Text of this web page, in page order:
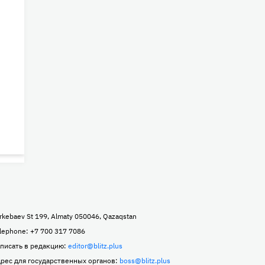
St 199, Almaty 050046, Qazaqstan
+7 700 317 7086
в редакцию: editor@blitz.plus
для государственных органов: boss@blitz.plus